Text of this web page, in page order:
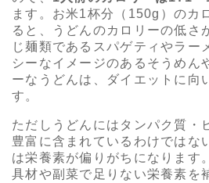
ます。お米1杯分（150g）のカ
ると、うどんのカロリーの低さ
じ麺類であるスパゲティやラー
シーなイメージのあるそうめん
ーなうどんは、ダイエットに向
す。
ただしうどんにはタンパク質・
豊富に含まれているわけではな
は栄養素が偏りがちになります
具材や副菜で足りない栄養素を